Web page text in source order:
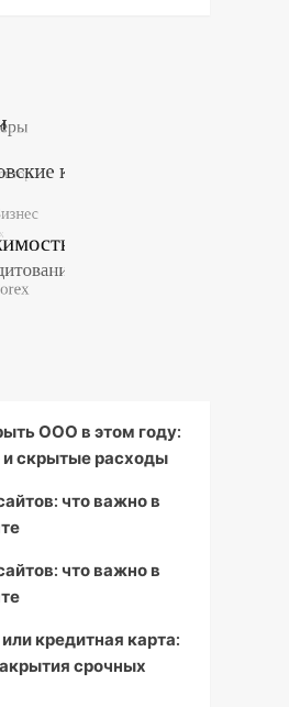
ООО в этом году:
скрытые расходы
что важно в
что важно в
кредитная карта:
срочных